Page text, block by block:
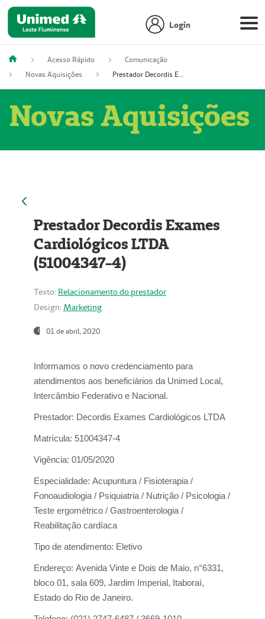
Login
Acesso Rápido
Comunicação
Novas Aquisições
Prestador Decordis Exames Cardiológicos LTDA (51004347-4)
Novas Aquisições
Prestador Decordis Exames
Cardiológicos LTDA
(51004347-4)
Texto: Relacionamento do prestador
Design: Marketing
01 de abril, 2020
Informamos o novo credenciamento para
atendimentos aos beneficiários da Unimed Local,
Intercâmbio Federativo e Nacional.
Prestador: Decordis Exames Cardiológicos LTDA
Matrícula: 51004347-4
Vigência: 01/05/2020
Especialidade: Acupuntura / Fisioterapia /
Fonoaudiologia / Psiquiatria / Nutrição / Psicologia /
Teste ergométrico / Gastroenterologia /
Reabilitação cardíaca
Tipo de atendimento: Eletivo
Endereço: Avenida Vinte e Dois de Maio, n°6331,
bloco 01, sala 609, Jardim Imperial, Itaboraí,
Estado do Rio de Janeiro.